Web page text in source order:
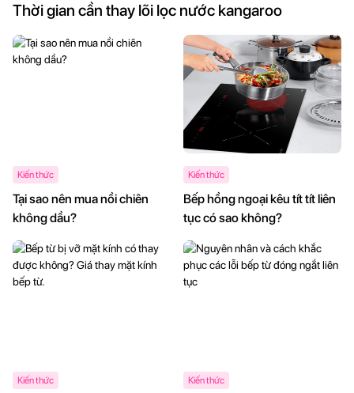
Thời gian cần thay lõi lọc nước kangaroo
Kiến thức
Tại sao nên mua nồi chiên
không dầu?
Kiến thức
Bếp hồng ngoại kêu tít tít liên
tục có sao không?
Kiến thức Kiến thức